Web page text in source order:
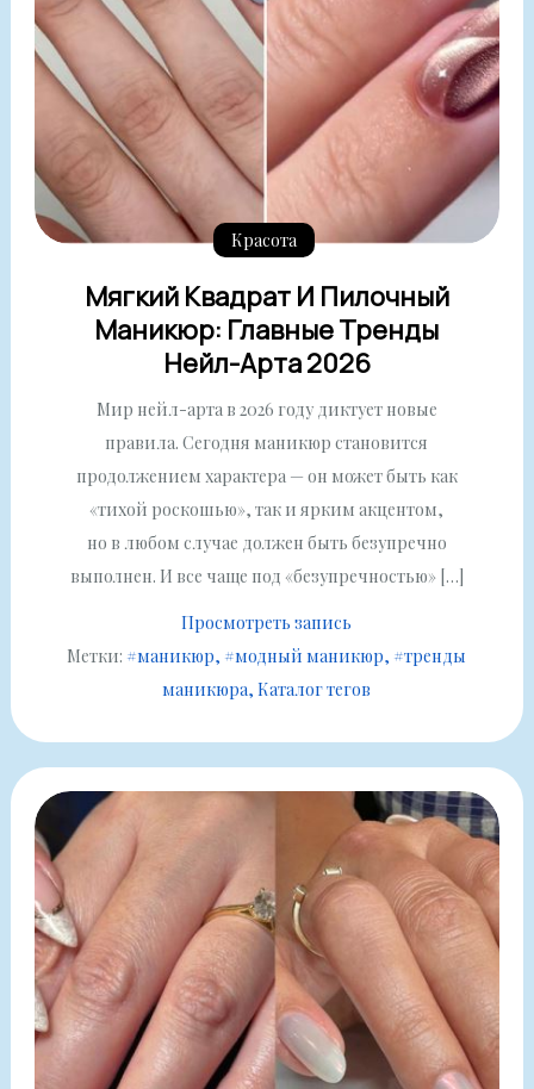
Красота
Мягкий Квадрат И Пилочный
Маникюр: Главные Тренды
Нейл-Арта 2026
Мир нейл-арта в 2026 году диктует новые
правила. Сегодня маникюр становится
продолжением характера — он может быть как
«тихой роскошью», так и ярким акцентом,
но в любом случае должен быть безупречно
выполнен. И все чаще под «безупречностью» […]
Просмотреть запись
Метки: #маникюр #модный маникюр #тренды
маникюра Каталог тегов